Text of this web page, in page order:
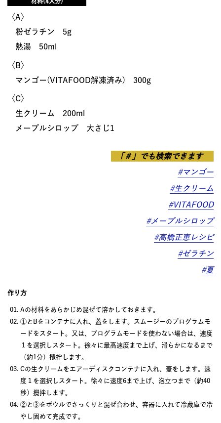
〈A〉
粉ゼラチン 5g
熱湯 50ml
〈B〉
マンゴー(VITAFOOD解凍済み) 300g
〈C〉
生クリーム 200ml
メープルシロップ 大さじ1
「＃」でも検索できます
#マンゴー
#生クリーム
#VITAFOOD
#メープルシロップ
#高橋正恵レシピ
#ゼラチン
#夏
作り方
Aの材料をあらかじめ混ぜて溶かしておきます。
①とBをコンテナに入れ、蓋をします。スムージーのプログラムモ
ードをスタート。又は、プログラムモードを使わない場合は、速度
１を選択しスタート。徐々に最高速度まで上げ、滑らかになるまで
（約1分）攪拌します。
Cの生クリームをエアーディスクコンテナに入れ、蓋をします。速
度１を選択しスタート。徐々に速度6まで上げ、泡立つまで（約40
秒）攪拌します。
②と③をボウルでさっくりと混ぜ合わせ、容器に入れて冷蔵庫で冷
やし固めて完成です。